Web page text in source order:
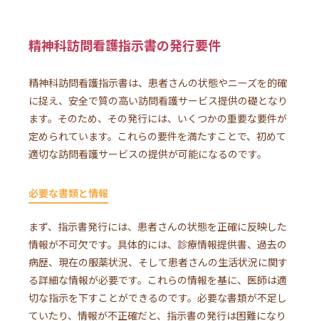
精神科訪問看護指示書の発行要件
精神科訪問看護指示書は、患者さんの状態やニーズを的確
に捉え、安全で質の高い訪問看護サービス提供の礎となり
ます。そのため、その発行には、いくつかの重要な要件が
定められています。これらの要件を満たすことで、初めて
適切な訪問看護サービスの提供が可能になるのです。
必要な書類と情報
まず、指示書発行には、患者さんの状態を正確に反映した
情報が不可欠です。具体的には、診療情報提供書、過去の
病歴、現在の服薬状況、そして患者さんの生活状況に関す
る詳細な情報が必要です。これらの情報を基に、医師は適
切な指示を下すことができるのです。必要な書類が不足し
ていたり、情報が不正確だと、指示書の発行は困難になり